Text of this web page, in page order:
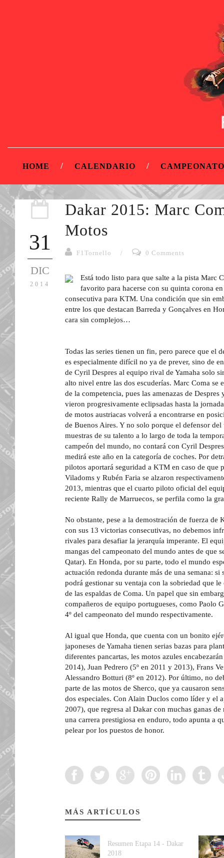
HOME CALENDARIO
31
DIC
2014
Dakar 2015: Marc
Motos
F1Tornello / 0 Comments
Está todo listo para que salte a la pista Marc
favorito para hacerse con su quinta corona
consecutiva para KTM. Una condición que sin
entre los que destacan Barreda y Gonçalves en
cara sin complejos…
Todas las series tienen un fin, pero parece que el
es especialmente difícil no ya de prever, sino de
de Cyril Despres al equipo rival de Yamaha solo
alto nivel entre las dos escuderías. Marc Coma se
de la competencia, pues las amenazas de
vieron progresivamente eclipsadas hasta la
de motos austriacas volverá a encontrarse en
de Buenos Aires. Y no solo porque el defensor
muestras de su talento a lo largo de toda la
campeón del mundo, no contará con Cyril
medirá este año en la categoría de coches. Por
pilotos aportará seguridad a KTM en caso de que
Viladoms y Rubén Faria se alzaron
2013, mientras que el cuarto piloto oficial del
reciente Rally de Marruecos, se perfila como la
No obstante, pese a la demostración de fuerza de
con sus 13 victorias consecutivas, no debemos
rivales para desafiar la jerarquía imperante. El
mangas del campeonato del mundo antes de que
Qatar). En Honda, por su parte, todo el mundo
actuación redonda durante más de una semana: si
podrá gestionar su ventaja con la sobriedad que
de las espaldas de Coma. Un papel que sin
compañeros de equipo portugueses, como Paolo
4º del campeonato del mundo respectivamente.
Al igual que Honda, que cuenta con un bonito
japoneses de Yamaha tienen serias bazas para
diferentes pancartas, les motos azules
2014), Juan Pedrero (5º en 2011 y 2013), Frans
Alessandro Botturi (8º en 2012). Por último, no
parte de las motos de Sherco, que ya causaron
dos especiales. Con Alain Duclos como líder y el
2007), que regresa al Dakar con muchas ganas
una carrera prestigiosa en enduro, todo apunta a
pelear por los puestos de honor.
MÁS ARTÍCULOS
Resumen Etapa 14 - Dakar
2018